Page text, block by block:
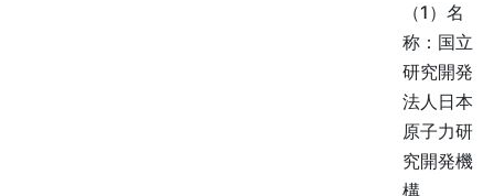
（1）名
称：国立
研究開発
法人日本
原子力研
究開発機
構